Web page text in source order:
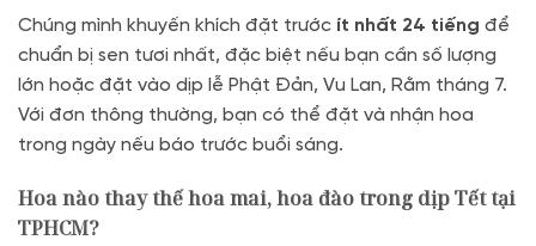
Chúng mình khuyến khích đặt trước ít nhất 24 tiếng để
chuẩn bị sen tươi nhất, đặc biệt nếu bạn cần số lượng
lớn hoặc đặt vào dịp lễ Phật Đản, Vu Lan, Rằm tháng 7.
Với đơn thông thường, bạn có thể đặt và nhận hoa
trong ngày nếu báo trước buổi sáng.
Hoa nào thay thế hoa mai, hoa đào trong dịp Tết tại
TPHCM?